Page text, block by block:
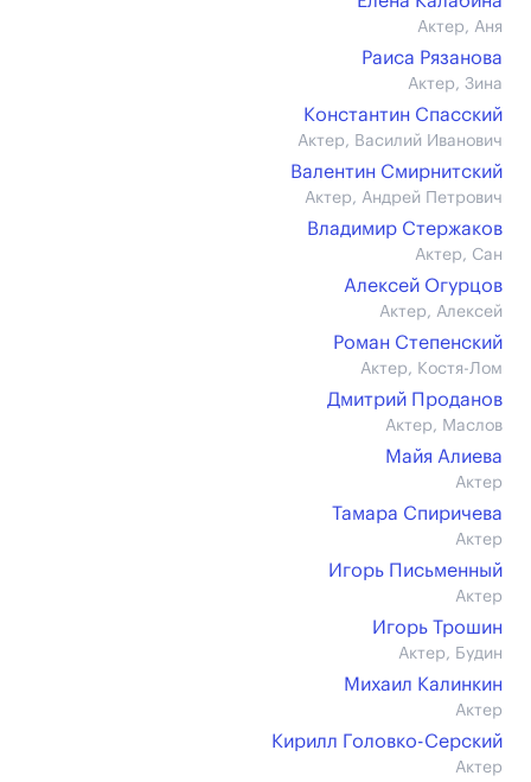
Актер, Аня
Раиса Рязанова
Актер, Зина
Константин Спасский
Актер, Василий Иванович
Валентин Смирнитский
Актер, Андрей Петрович
Владимир Стержаков
Актер, Сан
Алексей Огурцов
Актер, Алексей
Роман Степенский
Актер, Костя-Лом
Дмитрий Проданов
Актер, Маслов
Майя Алиева
Актер
Тамара Спиричева
Актер
Игорь Письменный
Актер
Игорь Трошин
Актер, Будин
Михаил Калинкин
Актер
Кирилл Головко-Серский
Актер